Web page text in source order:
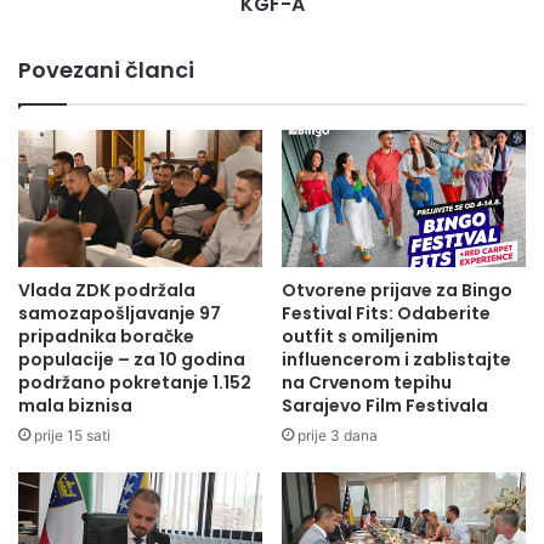
Povezani članci
Vlada ZDK podržala
samozapošljavanje 97
pripadnika boračke
populacije – za 10 godina
podržano pokretanje 1.152
mala biznisa
prije 15 sati
Otvorene prijave za Bingo
Festival Fits: Odaberite
outfit s omiljenim
influencerom i zablistajte
na Crvenom tepihu
Sarajevo Film Festivala
prije 3 dana